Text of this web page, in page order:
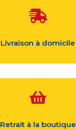

Livraison à domicile

Retrait à la boutique